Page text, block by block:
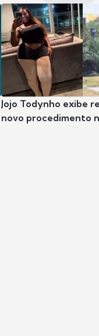
Jojo Todynho exibe
novo procedimento